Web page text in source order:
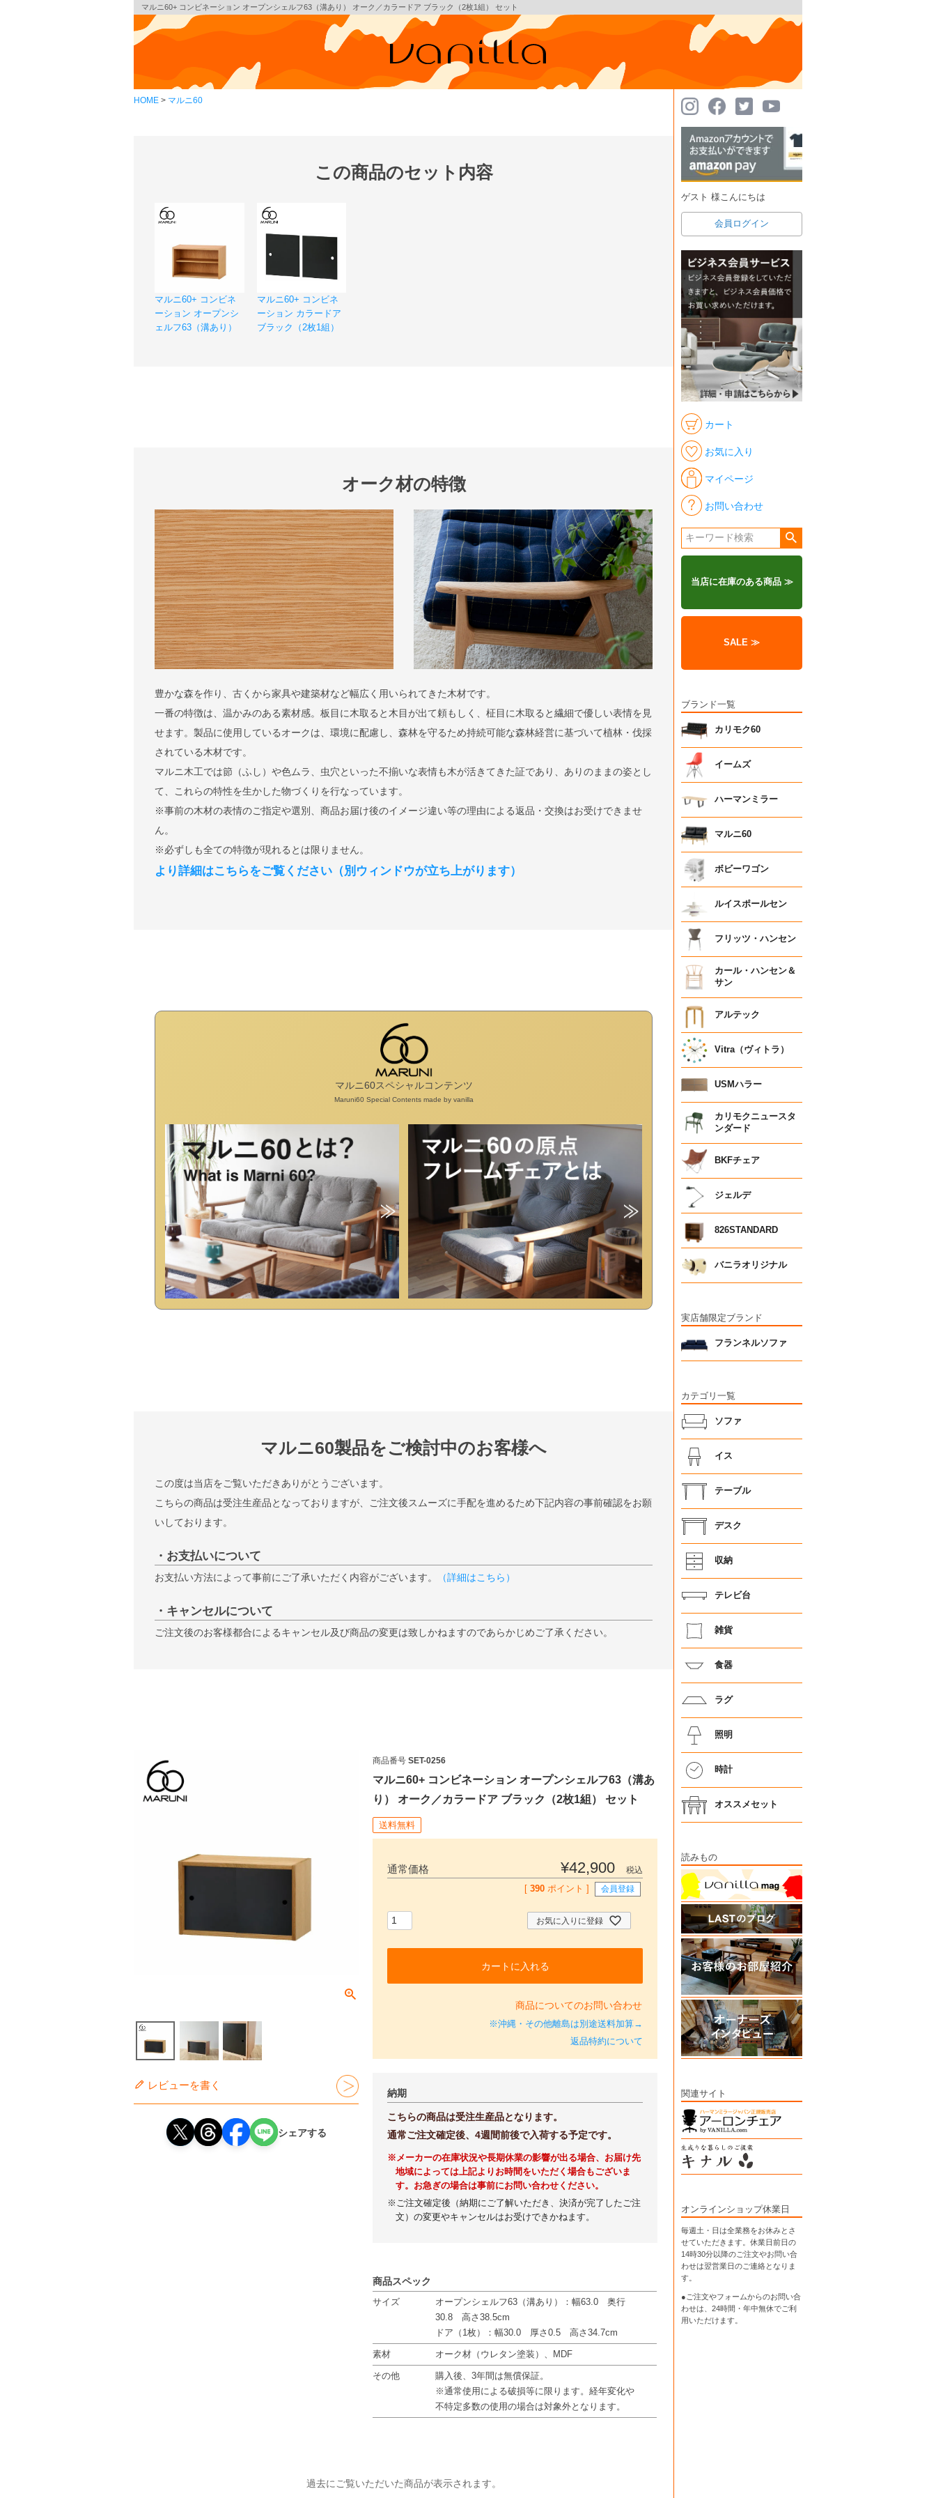
マルニ60+ コンビネーション オープンシェルフ63（溝あり） オーク／カラードア ブラック（2枚1組） セット
HOME マルニ60
この商品のセット内容
マルニ60+ コンビネ
ーション オープンシ
ェルフ63（溝あり）
マルニ60+ コンビネ
ーション カラードア
ブラック（2枚1組）
オーク材の特徴
豊かな森を作り、古くから家具や建築材など幅広く用いられてきた木材です。
一番の特徴は、温かみのある素材感。板目に木取ると木目が出て頼もしく、柾目に木取ると繊細で優しい表情を見
せます。製品に使用しているオークは、環境に配慮し、森林を守るため持続可能な森林経営に基づいて植林・伐採
されている木材です。
マルニ木工では節（ふし）や色ムラ、虫穴といった不揃いな表情も木が活きてきた証であり、ありのままの姿とし
て、これらの特性を生かした物づくりを行なっています。
※事前の木材の表情のご指定や選別、商品お届け後のイメージ違い等の理由による返品・交換はお受けできませ
ん。
※必ずしも全ての特徴が現れるとは限りません。
より詳細はこちらをご覧ください（別ウィンドウが立ち上がります）
マルニ60スペシャルコンテンツ
Maruni60 Special Contents made by vanilla
マルニ60製品をご検討中のお客様へ
この度は当店をご覧いただきありがとうございます。
こちらの商品は受注生産品となっておりますが、ご注文後スムーズに手配を進めるため下記内容の事前確認をお願
いしております。
・お支払いについて
お支払い方法によって事前にご了承いただく内容がございます。 （詳細はこちら）
・キャンセルについて
ご注文後のお客様都合によるキャンセル及び商品の変更は致しかねますのであらかじめご了承ください。
レビューを書く
シェアする
商品番号 SET-0256
マルニ60+ コンビネーション オープンシェルフ63（溝あ
り） オーク／カラードア ブラック（2枚1組） セット
送料無料
通常価格 ¥42,900
税込
[390 ポイント ] 会員登録
お気に入りに登録
カートに入れる
商品についてのお問い合わせ
※沖縄・その他離島は別途送料加算→
返品特約について
納期
こちらの商品は受注生産品となります。
通常ご注文確定後、4週間前後で入荷する予定です。
※メーカーの在庫状況や長期休業の影響が出る場合、お届け先
地域によっては上記よりお時間をいただく場合もございま
す。お急ぎの場合は事前にお問い合わせください。
※ご注文確定後（納期にご了解いただき、決済が完了したご注
文）の変更やキャンセルはお受けできかねます。
商品スペック
サイズ
オープンシェルフ63（溝あり）：幅63.0 奥行
30.8 高さ38.5cm
ドア（1枚）：幅30.0 厚さ0.5 高さ34.7cm
素材 オーク材（ウレタン塗装）、MDF
その他
購入後、3年間は無償保証。
※通常使用による破損等に限ります。経年変化や
不特定多数の使用の場合は対象外となります。
過去にご覧いただいた商品が表示されます。
ゲスト 様こんにちは
会員ログイン
カート
お気に入り
マイページ
お問い合わせ
検索
当店に在庫のある商品 ≫
SALE ≫
ブランド一覧
カリモク60
イームズ
ハーマンミラー
マルニ60
ボビーワゴン
ルイスポールセン
フリッツ・ハンセン
カール・ハンセン＆
サン
アルテック
Vitra（ヴィトラ）
USMハラー
カリモクニュースタ
ンダード
BKFチェア
ジェルデ
826STANDARD
バニラオリジナル
実店舗限定ブランド
フランネルソファ
カテゴリ一覧
ソファ
イス
テーブル
デスク
収納
テレビ台
雑貨
食器
ラグ
照明
時計
オススメセット
読みもの
関連サイト
オンラインショップ休業日
毎週土・日は全業務をお休みとさ
せていただきます。休業日前日の
14時30分以降のご注文やお問い合
わせは翌営業日のご連絡となりま
す。
●ご注文やフォームからのお問い合
わせは、 24時間・年中無休でご利
用いただけます。